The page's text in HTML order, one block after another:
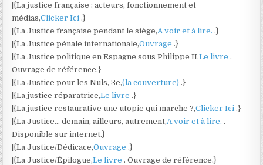
|{La justice française : acteurs, fonctionnement et
médias,Clicker Ici.}
|{La Justice française pendant le siège,A voir et à lire..}
|{La Justice pénale internationale,Ouvrage.}
|{La Justice politique en Espagne sous Philippe II,Le livre.
Ouvrage de référence.}
|{La Justice pour les Nuls, 3e,(la couverture).}
|{La justice réparatrice,Le livre.}
|{La justice restaurative une utopie qui marche ?,Clicker Ici.}
|{La Justice… demain, ailleurs, autrement,A voir et à lire..
Disponible sur internet.}
|{La Justice/Dédicace,Ouvrage.}
|{La Justice/Épilogue,Le livre. Ouvrage de référence.}